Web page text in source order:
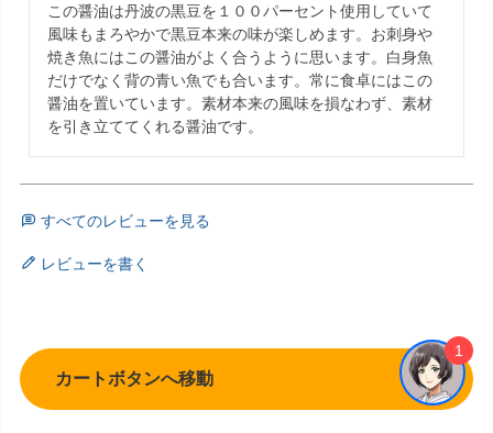
この醤油は丹波の黒豆を１００パーセント使用していて
風味もまろやかで黒豆本来の味が楽しめます。お刺身や
焼き魚にはこの醤油がよく合うように思います。白身魚
だけでなく背の青い魚でも合います。常に食卓にはこの
醤油を置いています。素材本来の風味を損なわず、素材
を引き立ててくれる醤油です。
すべてのレビューを見る
レビューを書く
カートボタンへ移動
1